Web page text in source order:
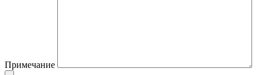
Примечание